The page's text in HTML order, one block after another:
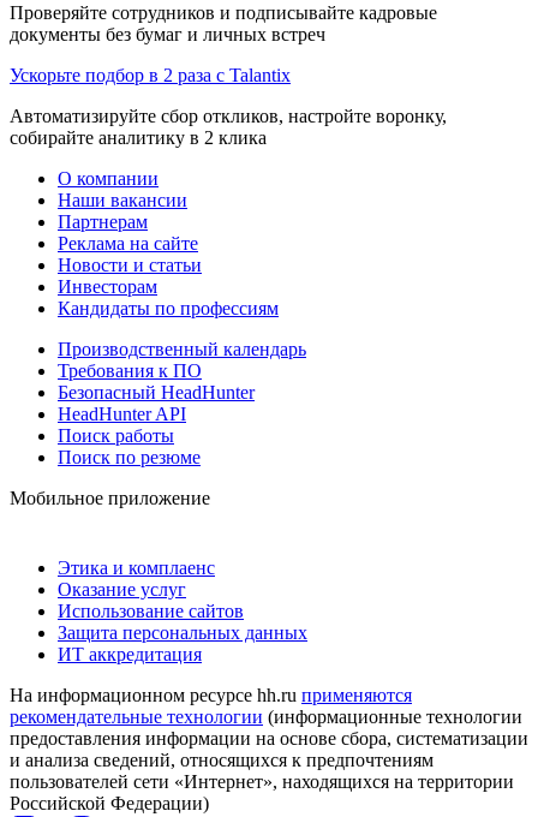
Проверяйте сотрудников и подписывайте кадровые
документы без бумаг и личных встреч
Ускорьте подбор в 2 раза с Talantix
Автоматизируйте сбор откликов, настройте воронку,
собирайте аналитику в 2 клика
О компании
Наши вакансии
Партнерам
Реклама на сайте
Новости и статьи
Инвесторам
Кандидаты по профессиям
Производственный календарь
Требования к ПО
Безопасный HeadHunter
HeadHunter API
Поиск работы
Поиск по резюме
Мобильное приложение
Этика и комплаенс
Оказание услуг
Использование сайтов
Защита персональных данных
ИТ аккредитация
На информационном ресурсе hh.ru применяются
рекомендательные технологии (информационные технологии
предоставления информации на основе сбора, систематизации
и анализа сведений, относящихся к предпочтениям
пользователей сети «Интернет», находящихся на территории
Российской Федерации)